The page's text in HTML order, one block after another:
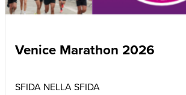
Venice Marathon 2026
SFIDA NELLA SFIDA